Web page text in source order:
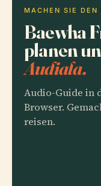
MACHEN SIE DEN
Baewha
planen
Audiala.
Audio-Guide in
Browser.
reisen.